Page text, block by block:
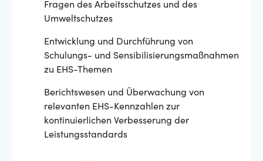
Fragen des Arbeitsschutzes und des
Umweltschutzes
Entwicklung und Durchführung von
Schulungs- und Sensibilisierungsmaßnahmen
zu EHS-Themen
Berichtswesen und Überwachung von
relevanten EHS-Kennzahlen zur
kontinuierlichen Verbesserung der
Leistungsstandards